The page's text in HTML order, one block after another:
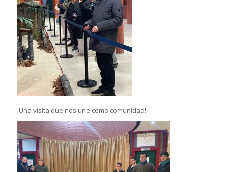
¡Una visita que nos une como comunidad!